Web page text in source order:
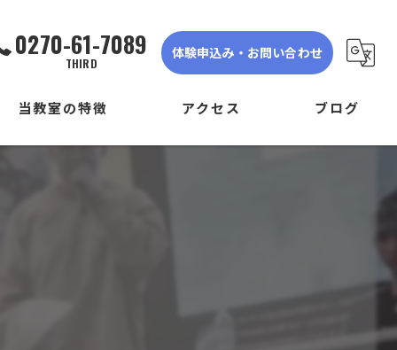
0270-61-7089
THIRD
体験申込み・お問い合わせ
当教室の特徴 アクセス ブログ